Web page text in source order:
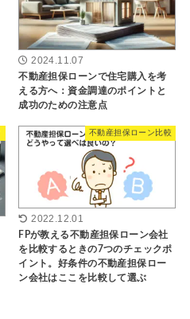
2024.11.07
不動産担保ローンで住宅購入を考
える方へ：資金調達のポイントと
成功のための注意点
不動産担保ローン比較
2022.12.01
FPが教える不動産担保ローン会社
を比較するときの7つのチェックポ
イント。好条件の不動産担保ロー
ン会社はここを比較して選ぶ